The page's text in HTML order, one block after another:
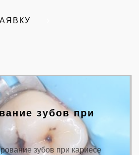
зубов при
зубов при кариесе